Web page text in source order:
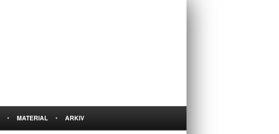
• MATERIAL • ARKIV